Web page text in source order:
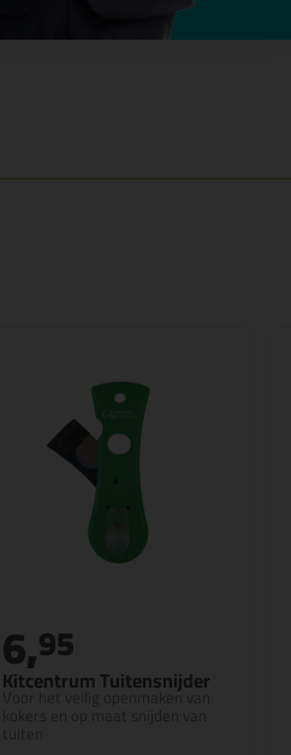
Kitcentrum Tuitensnijder
Voor het veilig openmaken van
6,95